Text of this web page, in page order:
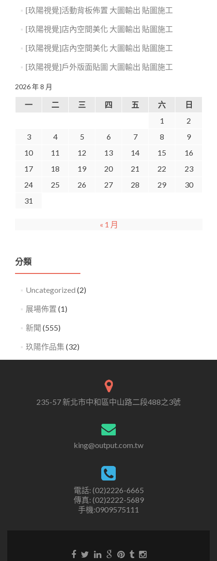
[玖陽視覺]活動背板佈置 大圖輸出 貼圖施工
[玖陽視覺]店內空間美化 大圖輸出 貼圖施工
[玖陽視覺]店內空間美化 大圖輸出 貼圖施工
[玖陽視覺]戶外版面貼圖 大圖輸出 貼圖施工
2026 年 8 月
一 二 三 四 五 六
日
1
2
3
4 5 6 7 8
9
10
11 12 13 14 15
16
17
18 19 20 21 22
23
24
25 26 27 28 29
30
31
« 1 月
分類
Uncategorized (2)
展場佈置 (1)
新聞 (555)
玖陽作品集 (32)
235-57 新北市中和區中山路二段488之3號
king@output.com.tw
電話: (02)2226-6665
傳真: (02)2222-5689
手機:0909575111